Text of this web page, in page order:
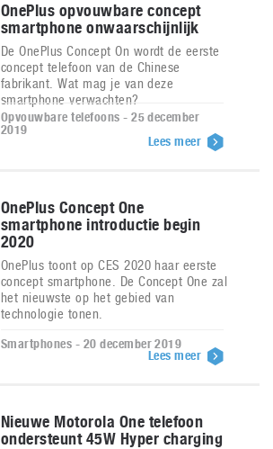
OnePlus opvouwbare concept
smartphone onwaarschijnlijk
De OnePlus Concept On wordt de eerste
concept telefoon van de Chinese
fabrikant. Wat mag je van deze
smartphone verwachten?
Opvouwbare telefoons - 25 december
2019
Lees meer
OnePlus Concept One
smartphone introductie begin
2020
OnePlus toont op CES 2020 haar eerste
concept smartphone. De Concept One zal
het nieuwste op het gebied van
technologie tonen.
Smartphones - 20 december 2019
Lees meer
Nieuwe Motorola One telefoon
ondersteunt 45W Hyper charging